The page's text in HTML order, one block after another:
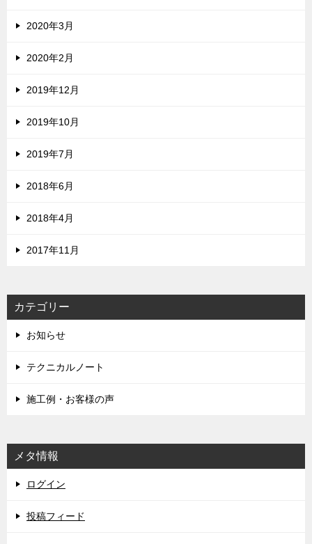
2020年3月
2020年2月
2019年12月
2019年10月
2019年7月
2018年6月
2018年4月
2017年11月
カテゴリー
お知らせ
テクニカルノート
施工例・お客様の声
メタ情報
ログイン
投稿フィード